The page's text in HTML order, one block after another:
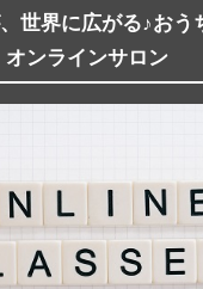
世界に広がる♪おう
オンラインサロン